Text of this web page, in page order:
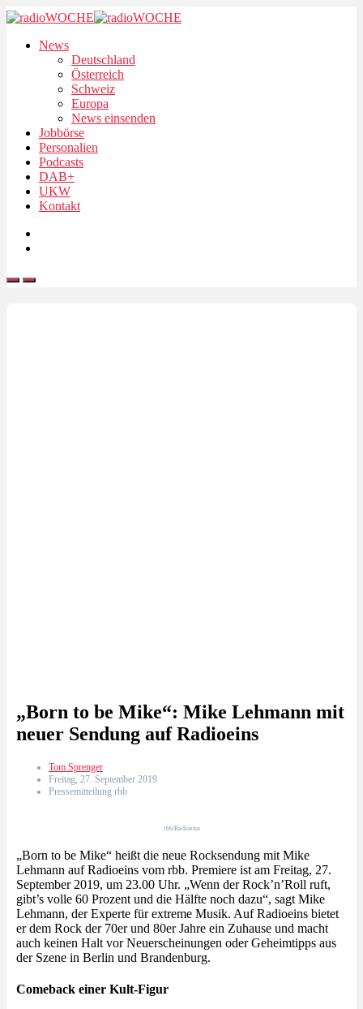
News
Deutschland
Österreich
Schweiz
Europa
News einsenden
Jobbörse
Personalien
Podcasts
DAB+
UKW
Kontakt
„Born to be Mike“: Mike Lehmann mit
neuer Sendung auf Radioeins
Tom Sprenger
Freitag, 27. September 2019
Pressemitteilung rbb
rbb/Radioeins
„Born to be Mike“ heißt die neue Rocksendung mit Mike
Lehmann auf Radioeins vom rbb. Premiere ist am Freitag, 27.
September 2019, um 23.00 Uhr. „Wenn der Rock’n’Roll ruft,
gibt’s volle 60 Prozent und die Hälfte noch dazu“, sagt Mike
Lehmann, der Experte für extreme Musik. Auf Radioeins bietet
er dem Rock der 70er und 80er Jahre ein Zuhause und macht
auch keinen Halt vor Neuerscheinungen oder Geheimtipps aus
der Szene in Berlin und Brandenburg.
Comeback einer Kult-Figur